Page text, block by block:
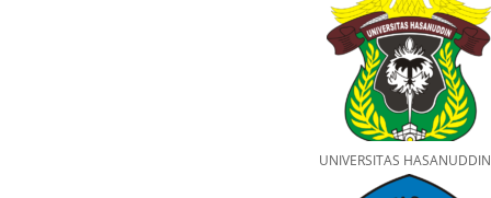
UNIVERSITAS HASANUDDIN